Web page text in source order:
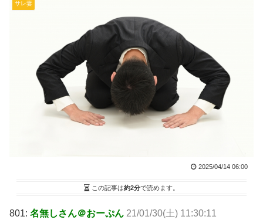
サレ妻
2025/04/14 06:00
この記事は約2分で読めます。
801: 名無しさん＠おーぷん 21/01/30(土) 11:30:11